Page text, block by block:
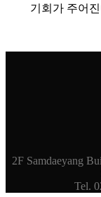
기회가 주어
2F Samdaeyang
Tel.